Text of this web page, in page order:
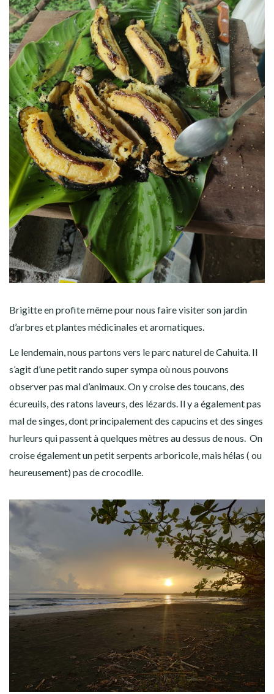
Brigitte en profite même pour nous faire visiter son jardin
d’arbres et plantes médicinales et aromatiques.
Le lendemain, nous partons vers le parc naturel de Cahuita. Il
s’agit d’une petit rando super sympa où nous pouvons
observer pas mal d’animaux. On y croise des toucans, des
écureuils, des ratons laveurs, des lézards. Il y a également pas
mal de singes, dont principalement des capucins et des singes
hurleurs qui passent à quelques mètres au dessus de nous. On
croise également un petit serpents arboricole, mais hélas ( ou
heureusement) pas de crocodile.